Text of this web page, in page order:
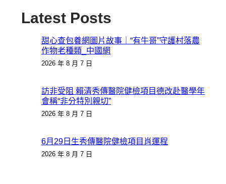
Latest Posts
甜心查包養網圖片故事｜“有牛哥”守護村落農
作物老種類_中國網
2026 年 8 月 7 日
訪非受阻 賴清秀傳醫院健檢項目德改赴醫學年
會稱“非分特別親切”
2026 年 8 月 7 日
6月29日生秀傳醫院健檢項目肖運程
2026 年 8 月 7 日